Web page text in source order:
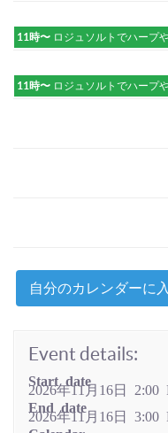
11時〜 ロジュソルトでハープ
11時〜 ロジュソルトでハープ
自分のカレンダーに
Event details:
Start date
2026年11月16日 2:00
End date
2026年11月16日 3:00